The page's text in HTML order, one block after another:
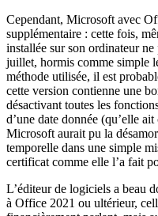
Cependant, Microsoft avec
supplémentaire : cette fois,
installée sur son ordinateur
juillet, hormis comme simple
méthode utilisée, il est
cette version contienne une
désactivant toutes les
d’une date donnée (qu’elle
Microsoft aurait pu la
temporelle dans une simple
certificat comme elle l’a fait
L’éditeur de logiciels a beau
à Office 2021 ou ultérieur,